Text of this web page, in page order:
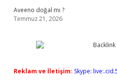
Aveeno doğal mı ?
Temmuz 21, 2026
Reklam ve İletişim: Skype: